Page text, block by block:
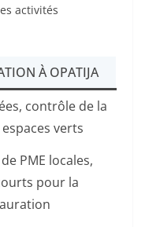
activités
À OPATIJA
contrôle de la
verts
PME locales,
pour la